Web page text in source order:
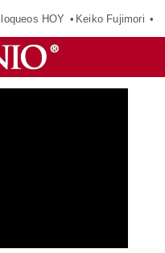
HOY Keiko Fujimori